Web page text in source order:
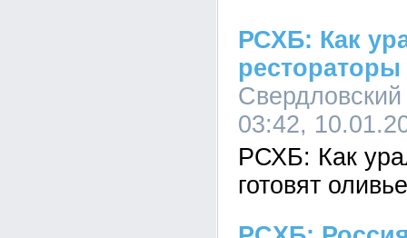
РСХБ: Как
рестораторы
03:42,
РСХБ: Как
готовят оливье